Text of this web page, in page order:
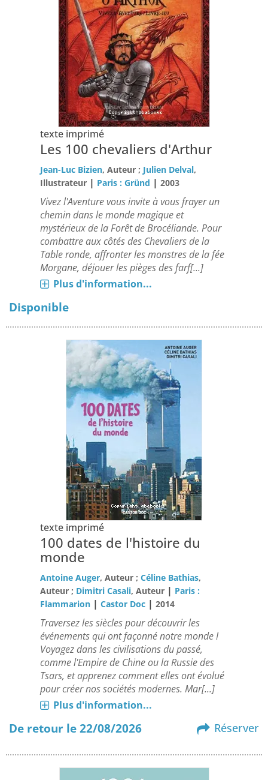
texte imprimé
Les 100 chevaliers d'Arthur
Jean-Luc Bizien, Auteur ; Julien Delval,
Illustrateur | Paris : Gründ |2003
Vivez l'Aventure vous invite à vous frayer un
chemin dans le monde magique et
mystérieux de la Forêt de Brocéliande. Pour
combattre aux côtés des Chevaliers de la
Table ronde, affronter les monstres de la fée
Morgane, déjouer les pièges des farf[...]
Plus d'information...
Disponible
texte imprimé
100 dates de l'histoire du
monde
Antoine Auger, Auteur ;Céline Bathias,
Auteur ; Dimitri Casali, Auteur | Paris :
Flammarion |Castor Doc |2014
Traversez les siècles pour découvrir les
événements qui ont façonné notre monde !
Voyagez dans les civilisations du passé,
comme l'Empire de Chine ou la Russie des
Tsars, et apprenez comment elles ont évolué
pour créer nos sociétés modernes. Mar[...]
Plus d'information...
Réserver
De retour le 22/08/2026